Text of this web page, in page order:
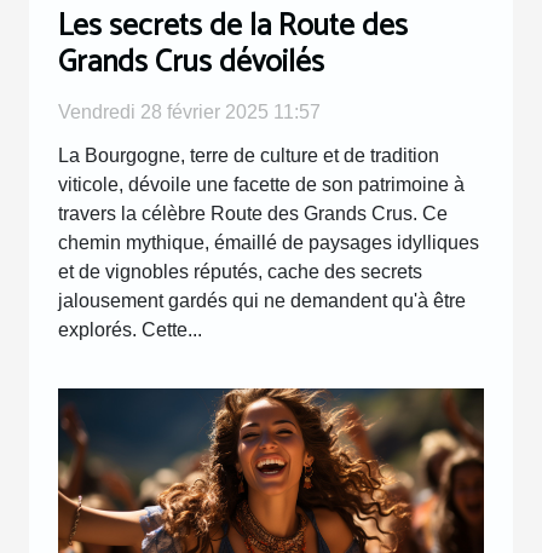
Les secrets de la Route des
Grands Crus dévoilés
Vendredi 28 février 2025 11:57
La Bourgogne, terre de culture et de tradition
viticole, dévoile une facette de son patrimoine à
travers la célèbre Route des Grands Crus. Ce
chemin mythique, émaillé de paysages idylliques
et de vignobles réputés, cache des secrets
jalousement gardés qui ne demandent qu'à être
explorés. Cette...